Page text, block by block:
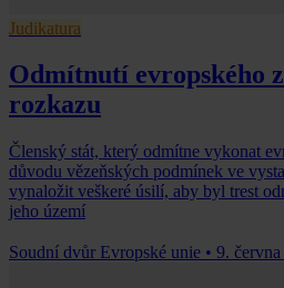
Judikatura
Odmítnutí evropského
rozkazu
Členský stát, který odmítne vykonat
důvodu vězeňských podmínek ve
vynaložit veškeré úsilí, aby byl trest
jeho území
Soudní dvůr Evropské unie • 9.